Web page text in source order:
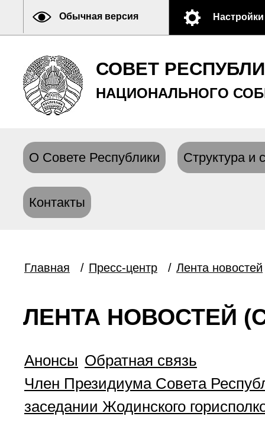
Обычная версия Настройки
СОВЕТ
НАЦИОНАЛЬНОГО
О Совете Республики Структура и
Контакты
Главная / Пресс-центр / Лента новостей
ЛЕНТА НОВОСТЕЙ
Анонсы Обратная связь
Член Президиума Совета
заседании Жодинского